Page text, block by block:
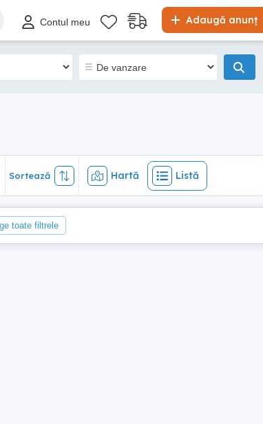
Adaugă anunț
Contul meu
Sortează Hartă Listă
Sortează Hartă Listă
toate filtrele